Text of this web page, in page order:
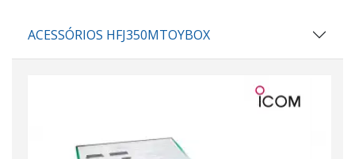
ACESSÓRIOS HFJ350MTOYBOX